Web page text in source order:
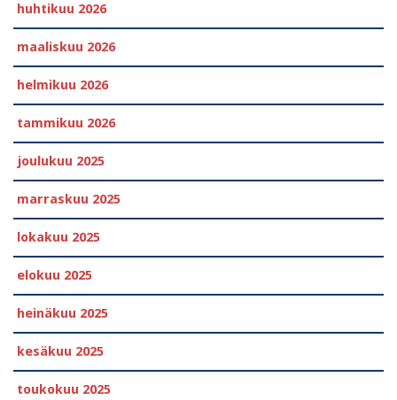
huhtikuu 2026
maaliskuu 2026
helmikuu 2026
tammikuu 2026
joulukuu 2025
marraskuu 2025
lokakuu 2025
elokuu 2025
heinäkuu 2025
kesäkuu 2025
toukokuu 2025